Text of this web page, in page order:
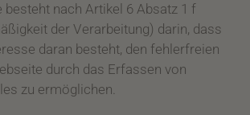
besteht nach Artikel 6 Absatz 1 f
der Verarbeitung) darin, dass
daran besteht, den fehlerfreien
durch das Erfassen von
zu ermöglichen.